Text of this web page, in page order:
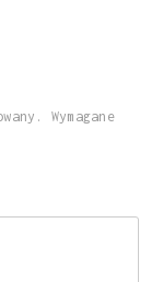
Wymagane